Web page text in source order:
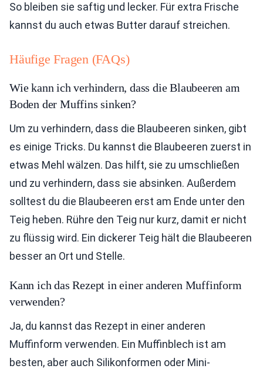
So bleiben sie saftig und lecker. Für extra Frische
kannst du auch etwas Butter darauf streichen.
Häufige Fragen (FAQs)
Wie kann ich verhindern, dass die Blaubeeren am
Boden der Muffins sinken?
Um zu verhindern, dass die Blaubeeren sinken, gibt
es einige Tricks. Du kannst die Blaubeeren zuerst in
etwas Mehl wälzen. Das hilft, sie zu umschließen
und zu verhindern, dass sie absinken. Außerdem
solltest du die Blaubeeren erst am Ende unter den
Teig heben. Rühre den Teig nur kurz, damit er nicht
zu flüssig wird. Ein dickerer Teig hält die Blaubeeren
besser an Ort und Stelle.
Kann ich das Rezept in einer anderen Muffinform
verwenden?
Ja, du kannst das Rezept in einer anderen
Muffinform verwenden. Ein Muffinblech ist am
besten, aber auch Silikonformen oder Mini-